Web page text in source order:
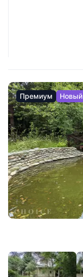
Премиум Новый